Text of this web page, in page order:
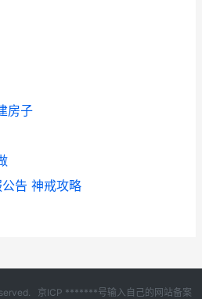
房子
告 神戒攻略
京ICP *******号输入自己的网站备案